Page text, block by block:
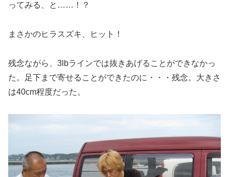
ってみる、と……！？
まさかのヒラスズキ、ヒット！
残念ながら、3lbラインでは抜きあげることができなかっ
た。足下まで寄せることができたのに・・・残念。大きさ
は40cm程度だった。